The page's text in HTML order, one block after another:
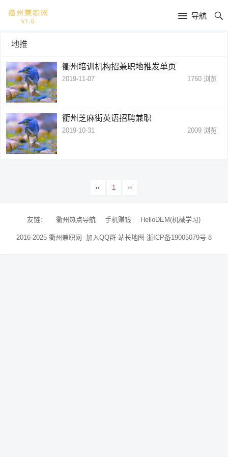
导航
地推
衢州培训机构招兼职地推发单页
2019-11-07 1760浏览
衢州芝麻街英语招聘兼职
2019-10-31 2009浏览
‹‹ 1 ››
友链： 衢州热点导航 手机赚钱 HelloDEM(机械学习)
2016-2025 衢州兼职网 -加入QQ群-站长地图-浙ICP备19005079号-8